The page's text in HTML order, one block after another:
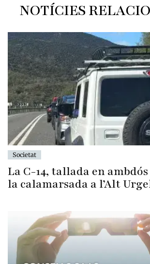
NOTÍCIES
Societat
La C-14, tallada en
la calamarsada a l’Alt